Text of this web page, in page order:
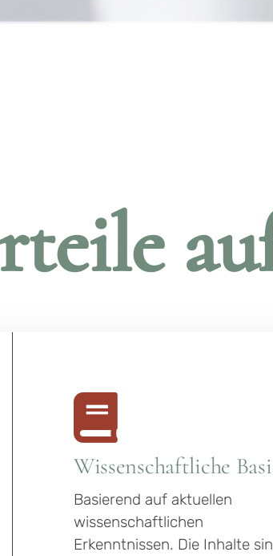
Wissenschaftliche
Basierend auf aktuellen
wissenschaftlichen
Erkenntnissen. Die Inhalte